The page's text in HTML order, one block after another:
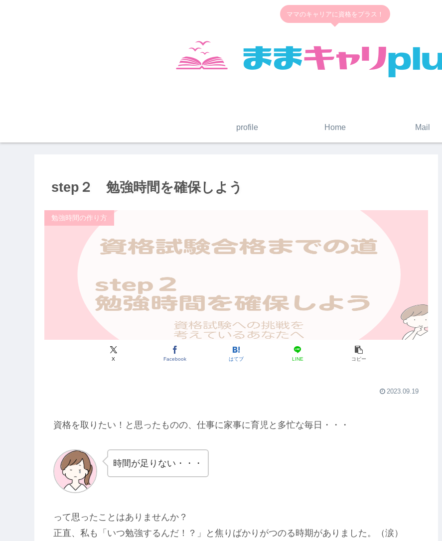
ママのキャリアに資格をプラス！
profile Home Mail
step２ 勉強時間を確保しよう
勉強時間の作り方
X Facebook はてブ LINE コピー
2023.09.19
資格を取りたい！と思ったものの、仕事に家事に育児と多忙な毎日・・・
時間が足りない・・・
って思ったことはありませんか？
正直、私も「いつ勉強するんだ！？」と焦りばかりがつのる時期がありました。（涙）